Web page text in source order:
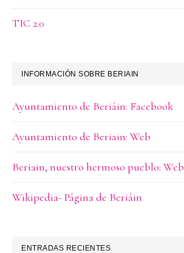
TIC 2.0
INFORMACIÓN SOBRE BERIAIN
Ayuntamiento de Beriáin: Facebook
Ayuntamiento de Beriain: Web
Beriain, nuestro hermoso pueblo: Web
Wikipedia- Página de Beriáin
ENTRADAS RECIENTES